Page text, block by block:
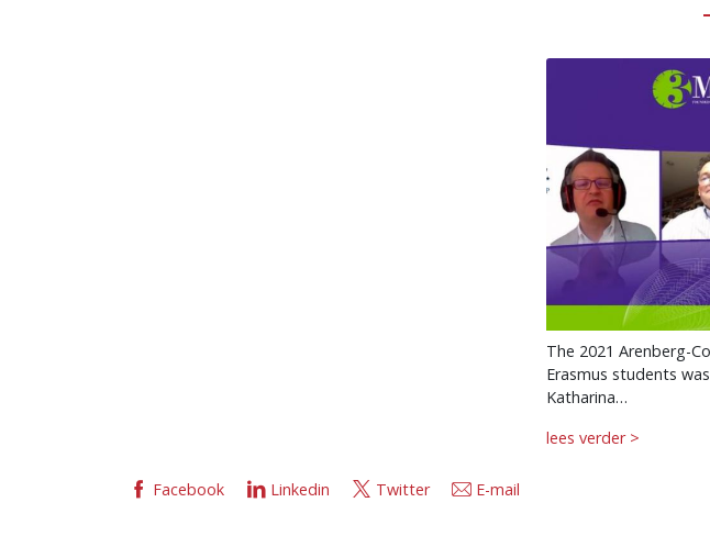
The 2021 Arenberg-
Erasmus students
Katharina…
lees verder >
Facebook Linkedin Twitter E-mail